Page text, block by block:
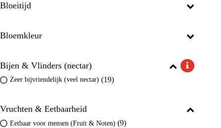
Bloeitijd
Bloemkleur
Bijen & Vlinders (nectar)
Zeer bijvriendelijk (veel nectar) (19)
Vruchten & Eetbaarheid
Eetbaar voor mensen (Fruit & Noten) (9)